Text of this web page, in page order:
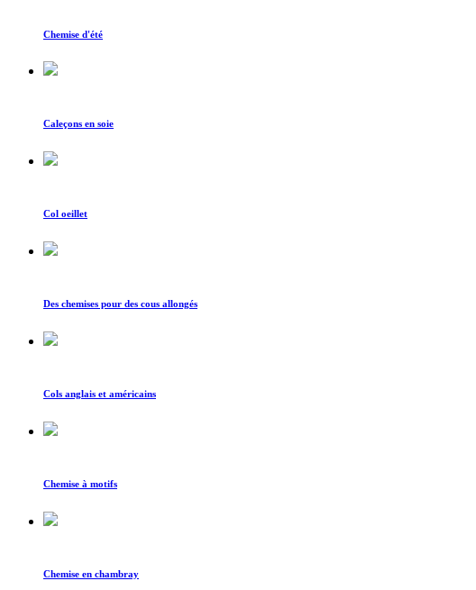
Chemise d'été
Caleçons en soie
Col oeillet
Des chemises pour des cous allongés
Cols anglais et américains
Chemise à motifs
Chemise en chambray